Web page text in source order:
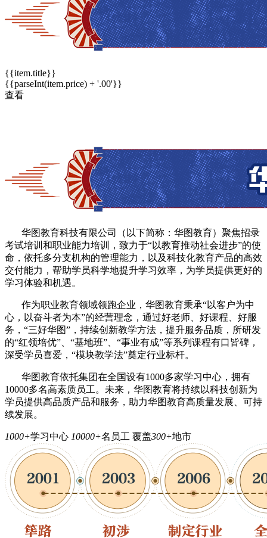
{{item.title}}
{{parseInt(item.price) + '.00'}}
查看
华图教育科技有限公司（以下简称：华图教育）聚焦招录
考试培训和职业能力培训，致力于“以教育推动社会进步”的使
命，依托多分支机构的管理能力，以及科技化教育产品的高效
交付能力，帮助学员科学地提升学习效率，为学员提供更好的
学习体验和机遇。
作为职业教育领域领跑企业，华图教育秉承“以客户为中
心，以奋斗者为本”的经营理念，通过好老师、好课程、好服
务，“三好华图”，持续创新教学方法，提升服务品质，所研发
的“红领培优”、“基地班”、“事业有成”等系列课程有口皆碑，
深受学员喜爱，“模块教学法”奠定行业标杆。
华图教育依托集团在全国设有1000多家学习中心，拥有
10000多名高素质员工。未来，华图教育将持续以科技创新为
学员提供高品质产品和服务，助力华图教育高质量发展、可持
续发展。
1000+学习中心 10000+名员工 覆盖300+地市